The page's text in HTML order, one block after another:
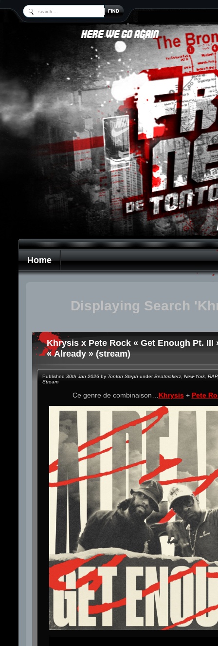
Home
Displaying Search
Khrysis x Pete Rock « Get Enough Pt. III
« Already » (stream)
Published 30th Jan 2026 by Tonton Steph underBeatmakerz New-York RAP
Stream
Ce genre de combinaison… Khrysis+ Pete